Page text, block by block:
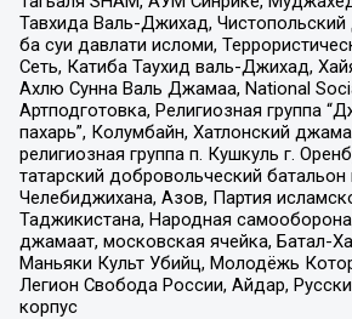
Тавхида Валь-Джихад,
ба суи давлати исломи,
Сеть, Катиба Таухид валь-Джихад,
Ахлю Сунна Валь Джамаа, National
Артподготовка, Религиозная группа
пахарь”, Колумбайн, Хатлонский
религиозная группа п. Кушкуль г.
татарский добровольческий
Челебиджихана, Азов, Партия
Таджикистана, Народная
джамаат, московская ячейка, Батал-
Маньяки Культ Убийц, Молодёжь
Легион Свобода России, Айдар,
корпус